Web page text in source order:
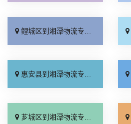
鲤城区到湘潭物流专线_每日发车「托运放心」
惠安县到湘潭物流专线_上门取件「专线查询」
芗城区到湘潭物流专线_直达不中转「诚信为先」